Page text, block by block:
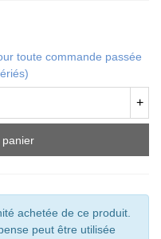
toute commande passée
+
achetée de ce produit.
peut être utilisée